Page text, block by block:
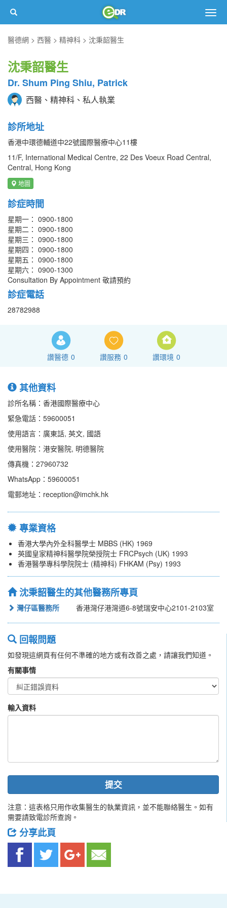
醫德網
西醫 精神科 沈秉韶醫生
沈秉韶醫生
Dr. Shum Ping Shiu, Patrick
西醫、精神科、私人執業
診所地址
香港中環德輔道中22號國際醫療中心11樓
11/F, International Medical Centre, 22 Des Voeux Road Central,
Central, Hong Kong
地圖
診症時間
星期一： 0900-1800
星期二： 0900-1800
星期三： 0900-1800
星期四： 0900-1800
星期五： 0900-1800
星期六： 0900-1300
Consultation By Appointment 敬請預約
診症電話
28782988
讚醫德 0 讚服務 0 讚環境 0
其他資料
診所名稱：香港國際醫療中心
緊急電話：59600051
使用語言：廣東話, 英文, 國語
使用醫院：港安醫院, 明德醫院
傳真機：27960732
WhatsApp：59600051
電郵地址：reception@imchk.hk
專業資格
香港大學內外全科醫學士 MBBS (HK) 1969
英國皇家精神科醫學院榮授院士 FRCPsych (UK) 1993
香港醫學專科學院院士 (精神科) FHKAM (Psy) 1993
沈秉韶醫生的其他醫務所專頁
灣仔區醫務所 香港灣仔港灣道6-8號瑞安中心2101-2103室
回報問題
如發現這網頁有任何不準確的地方或有改善之處，請讓我們知道。
有關事情
輸入資料
提交
注意：這表格只用作收集醫生的執業資訊，並不能聯絡醫生。如有
需要請致電診所查詢。
分享此頁